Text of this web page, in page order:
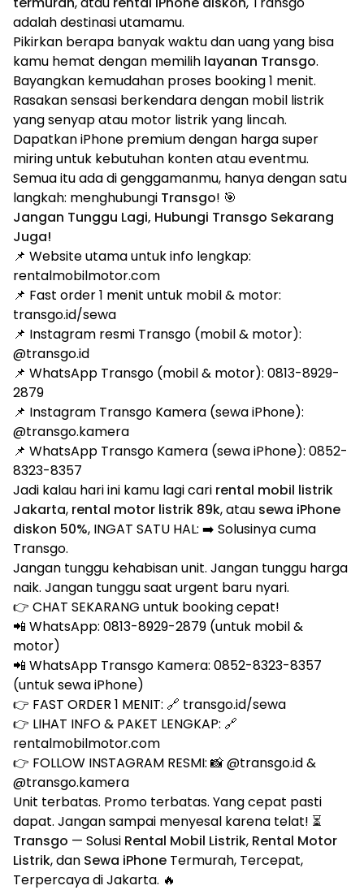
adalah destinasi utamamu.
Pikirkan berapa banyak waktu dan uang yang bisa
kamu hemat dengan memilih layanan Transgo.
Bayangkan kemudahan proses booking 1 menit.
Rasakan sensasi berkendara dengan mobil listrik
yang senyap atau motor listrik yang lincah.
Dapatkan iPhone premium dengan harga super
miring untuk kebutuhan konten atau eventmu.
Semua itu ada di genggamanmu, hanya dengan satu
langkah: menghubungi Transgo! 🎯
Jangan Tunggu Lagi, Hubungi Transgo Sekarang
Juga!
📌 Website utama untuk info lengkap:
rentalmobilmotor.com
📌 Fast order 1 menit untuk mobil & motor:
transgo.id/sewa
📌 Instagram resmi Transgo (mobil & motor):
@transgo.id
📌 WhatsApp Transgo (mobil & motor): 0813-8929-
2879
📌 Instagram Transgo Kamera (sewa iPhone):
@transgo.kamera
📌 WhatsApp Transgo Kamera (sewa iPhone): 0852-
8323-8357
Jadi kalau hari ini kamu lagi cari rental mobil listrik
Jakarta, rental motor listrik 89k, atau sewa iPhone
diskon 50%, INGAT SATU HAL: ➡️ Solusinya cuma
Transgo.
Jangan tunggu kehabisan unit. Jangan tunggu harga
naik. Jangan tunggu saat urgent baru nyari.
👉 CHAT SEKARANG untuk booking cepat!
📲 WhatsApp: 0813-8929-2879 (untuk mobil &
motor)
📲 WhatsApp Transgo Kamera: 0852-8323-8357
(untuk sewa iPhone)
👉 FAST ORDER 1 MENIT: 🔗 transgo.id/sewa
👉 LIHAT INFO & PAKET LENGKAP: 🔗
rentalmobilmotor.com
👉 FOLLOW INSTAGRAM RESMI: 📸@transgo.id&
@transgo.kamera
Unit terbatas. Promo terbatas. Yang cepat pasti
dapat. Jangan sampai menyesal karena telat! ⏳
Transgo — Solusi Rental Mobil Listrik, Rental Motor
Listrik, dan Sewa iPhone Termurah, Tercepat,
Terpercaya di Jakarta. 🔥